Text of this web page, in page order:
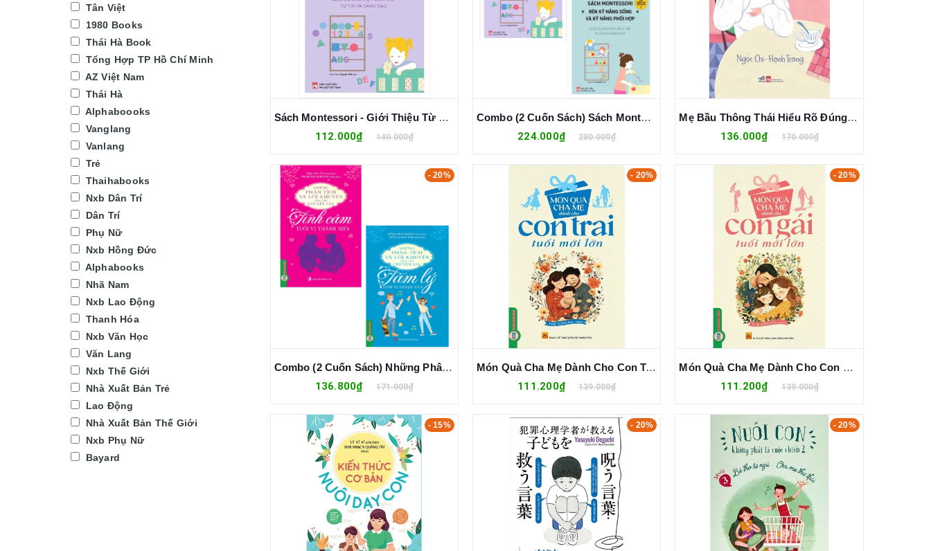
Sách Montessori - Giới Thiệu Từ Vựng Và Số Đếm (Nuôi Dưỡng Một Đứa Trẻ Tự Tin Và Sáng Tạo)
112.000₫ 140.000₫
Combo (2 Cuốn Sách) Sách Montessori - Giới Thiệu Từ Vựng Và Số Đếm + Sách Montessori - Rèn Kỹ Năng Sống Và Kỹ Năng Phối Hợp
224.000₫ 280.000₫
Mẹ Bầu Thông Thái Hiểu Rõ Đúng Sai
136.000₫ 170.000₫
- 20%
Combo (2 Cuốn Sách) Những Phân Tích Và Lời Khuyên Của Các Chuyên Gia: Tâm Lý Tuổi Vị Thành Niên, Tình Cảm Tuổi Vị Thành Niên
136.800₫ 171.000₫
- 20%
Món Quà Cha Mẹ Dành Cho Con Trai Tuổi Mới Lớn (Tuệ Văn)
111.200₫ 139.000₫
- 20%
Món Quà Cha Mẹ Dành Cho Con Gái Tuổi Mới Lớn (Tuệ Văn)
111.200₫ 139.000₫
- 15% - 20% - 20%
Tân Việt
1980 Books
Thái Hà Book
Tổng Hợp TP Hồ Chí Minh
AZ Việt Nam
Thái Hà
Alphaboooks
Vanglang
Vanlang
Trẻ
Thaihabooks
Nxb Dân Trí
Dân Trí
Phụ Nữ
Nxb Hồng Đức
Alphabooks
Nhã Nam
Nxb Lao Động
Thanh Hóa
Nxb Văn Học
Văn Lang
Nxb Thế Giới
Nhà Xuất Bản Trẻ
Lao Động
Nhà Xuất Bản Thế Giới
Nxb Phụ Nữ
Bayard